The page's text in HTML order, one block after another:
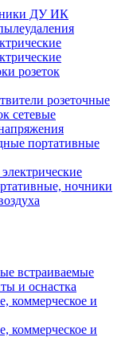
ДУ ИК
розеток
розеточные
сетевые
портативные
ночники
встраиваемые
и оснастка
коммерческое и
коммерческое и